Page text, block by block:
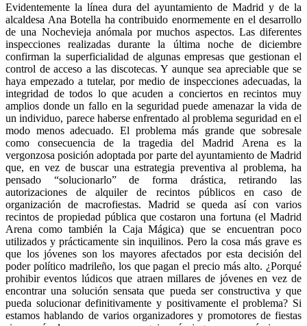
Evidentemente la línea dura del ayuntamiento de Madrid y de la
alcaldesa Ana Botella ha contribuido enormemente en el desarrollo
de una Nochevieja anómala por muchos aspectos. Las diferentes
inspecciones realizadas durante la última noche de diciembre
confirman la superficialidad de algunas empresas que gestionan el
control de acceso a las discotecas. Y aunque sea apreciable que se
haya empezado a tutelar, por medio de inspecciones adecuadas, la
integridad de todos lo que acuden a conciertos en recintos muy
amplios donde un fallo en la seguridad puede amenazar la vida de
un individuo, parece haberse enfrentado al problema seguridad en el
modo menos adecuado. El problema más grande que sobresale
como consecuencia de la tragedia del Madrid Arena es la
vergonzosa posición adoptada por parte del ayuntamiento de Madrid
que, en vez de buscar una estrategia preventiva al problema, ha
pensado “solucionarlo” de forma drástica, retirando las
autorizaciones de alquiler de recintos públicos en caso de
organización de macrofiestas. Madrid se queda así con varios
recintos de propiedad pública que costaron una fortuna (el Madrid
Arena como también la Caja Mágica) que se encuentran poco
utilizados y prácticamente sin inquilinos. Pero la cosa más grave es
que los jóvenes son los mayores afectados por esta decisión del
poder político madrileño, los que pagan el precio más alto. ¿Porqué
prohibir eventos lúdicos que atraen millares de jóvenes en vez de
encontrar una solución sensata que pueda ser constructiva y que
pueda solucionar definitivamente y positivamente el problema? Si
estamos hablando de varios organizadores y promotores de fiestas